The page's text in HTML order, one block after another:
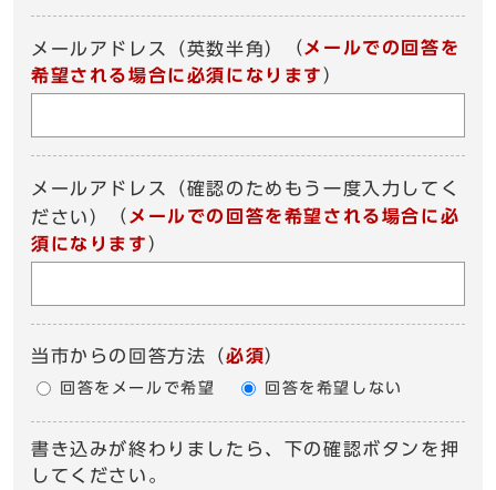
メールアドレス（英数半角） （ メールでの回答を
希望される場合に必須になります ）
メールアドレス（確認のためもう一度入力してく
ださい）
（ メールでの回答を希望される場合に必
須になります ）
当市からの回答方法 （必須）
回答をメールで希望 回答を希望しない
書き込みが終わりましたら、下の確認ボタンを押
してください。